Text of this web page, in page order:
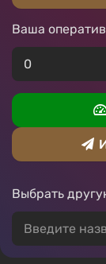
Ваша
Выбрать